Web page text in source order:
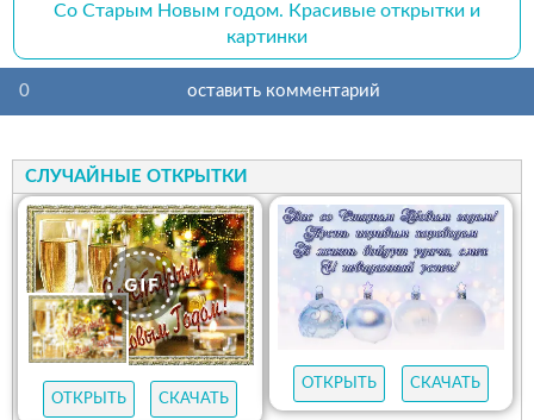
Со Старым Новым годом. Красивые открытки и
картинки
0 оставить комментарий
СЛУЧАЙНЫЕ ОТКРЫТКИ
ОТКРЫТЬ СКАЧАТЬ
ОТКРЫТЬ СКАЧАТЬ